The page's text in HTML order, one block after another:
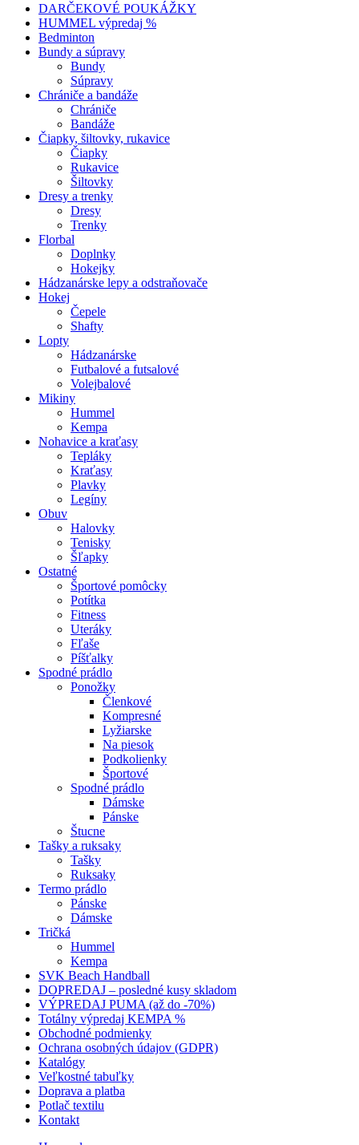
DARČEKOVÉ POUKÁŽKY
HUMMEL výpredaj %
Bedminton
Bundy a súpravy
Bundy
Súpravy
Chrániče a bandáže
Chrániče
Bandáže
Čiapky, šiltovky, rukavice
Čiapky
Rukavice
Šiltovky
Dresy a trenky
Dresy
Trenky
Florbal
Doplnky
Hokejky
Hádzanárske lepy a odstraňovače
Hokej
Čepele
Shafty
Lopty
Hádzanárske
Futbalové a futsalové
Volejbalové
Mikiny
Hummel
Kempa
Nohavice a kraťasy
Tepláky
Kraťasy
Plavky
Legíny
Obuv
Halovky
Tenisky
Šľapky
Ostatné
Športové pomôcky
Potítka
Fitness
Uteráky
Fľaše
Píšťalky
Spodné prádlo
Ponožky
Členkové
Kompresné
Lyžiarske
Na piesok
Podkolienky
Športové
Spodné prádlo
Dámske
Pánske
Štucne
Tašky a ruksaky
Tašky
Ruksaky
Termo prádlo
Pánske
Dámske
Tričká
Hummel
Kempa
SVK Beach Handball
DOPREDAJ – posledné kusy skladom
VÝPREDAJ PUMA (až do -70%)
Totálny výpredaj KEMPA %
Obchodné podmienky
Ochrana osobných údajov (GDPR)
Katalógy
Veľkostné tabuľky
Doprava a platba
Potlač textilu
Kontakt